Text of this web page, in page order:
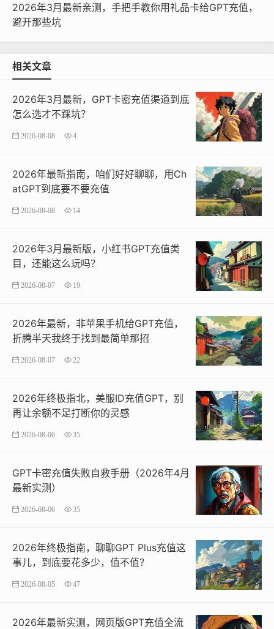
2026年3月最新亲测，手把手教你用礼品卡给GPT充值，
避开那些坑
相关文章
2026年3月最新，GPT卡密充值渠道到底
怎么选才不踩坑？
2026-08-08 4
2026年最新指南，咱们好好聊聊，用Ch
atGPT到底要不要充值
2026-08-08 14
2026年3月最新版，小红书GPT充值类
目，还能这么玩吗？
2026-08-07 19
2026年最新，非苹果手机给GPT充值，
折腾半天我终于找到最简单那招
2026-08-07 22
2026年终极指北，美服ID充值GPT，别
再让余额不足打断你的灵感
2026-08-06 35
GPT卡密充值失败自救手册（2026年4月
最新实测）
2026-08-06 35
2026年终极指南，聊聊GPT Plus充值这
事儿，到底要花多少，值不值？
2026-08-05 47
2026年最新实测，网页版GPT充值全流